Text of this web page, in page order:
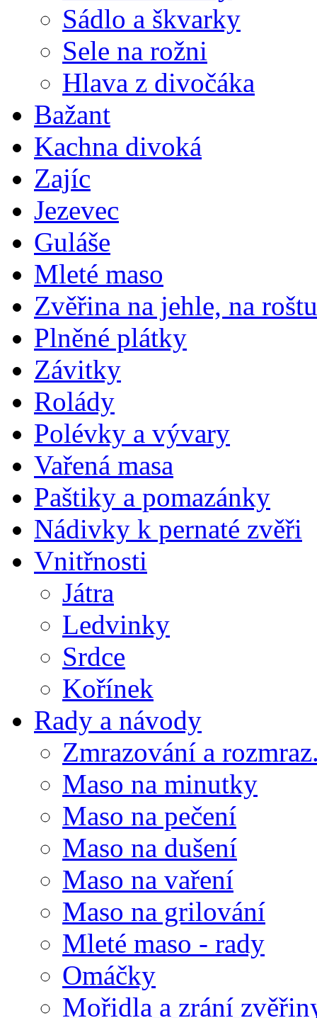
Sádlo a škvarky
Sele na rožni
Hlava z divočáka
Bažant
Kachna divoká
Zajíc
Jezevec
Guláše
Mleté maso
Zvěřina na jehle, na roštu
Plněné plátky
Závitky
Rolády
Polévky a vývary
Vařená masa
Paštiky a pomazánky
Nádivky k pernaté zvěři
Vnitřnosti
Játra
Ledvinky
Srdce
Kořínek
Rady a návody
Zmrazování a
Maso na minutky
Maso na pečení
Maso na dušení
Maso na vaření
Maso na grilování
Mleté maso - rady
Omáčky
Mořidla a zrání